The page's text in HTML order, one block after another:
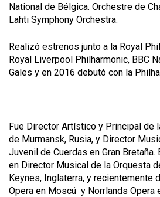
National de Bélgica. Orchestre de
Lahti Symphony Orchestra.
Realizó estrenos junto a la Royal
Royal Liverpool Philharmonic, BBC
Gales y en 2016 debutó con la
Fue Director Artístico y Principal de
de Murmansk, Rusia, y Director
Juvenil de Cuerdas en Gran
en Director Musical de la Orquesta
Keynes, Inglaterra, y recientemente
Opera en Moscú y Norrlands Opera